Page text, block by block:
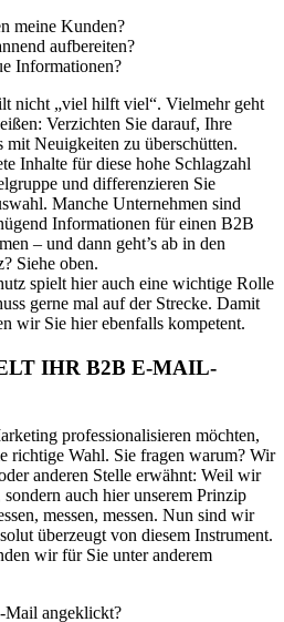
meine Kunden?
aufbereiten?
Informationen?
nicht „viel hilft viel“. Vielmehr geht
Verzichten Sie darauf, Ihre
Neuigkeiten zu überschütten.
Inhalte für diese hohe Schlagzahl
und differenzieren Sie
Manche Unternehmen sind
Informationen für einen B2B
– und dann geht’s ab in den
Siehe oben.
spielt hier auch eine wichtige Rolle
gerne mal auf der Strecke. Damit
wir Sie hier ebenfalls kompetent.
IHR B2B E-MAIL-
professionalisieren möchten,
richtige Wahl. Sie fragen warum? Wir
anderen Stelle erwähnt: Weil wir
auch hier unserem Prinzip
messen, messen. Nun sind wir
überzeugt von diesem Instrument.
wir für Sie unter anderem
Mail angeklickt?